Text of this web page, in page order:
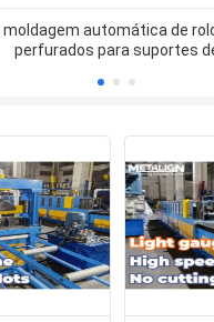
moldagem automática de
perfurados para suportes